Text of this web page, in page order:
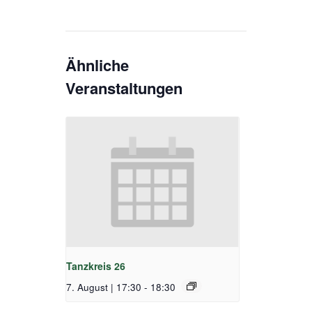
Ähnliche
Veranstaltungen
Tanzkreis 26
7. August | 17:30 - 18:30